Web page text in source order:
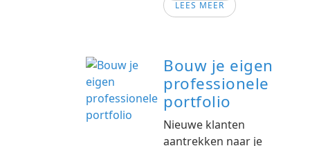
LEES MEER
Bouw je eigen
professionele
portfolio
Nieuwe klanten
aantrekken naar je